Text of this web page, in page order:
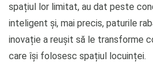
spațiul lor limitat, au dat peste
inteligent și, mai precis, paturile
inovație a reușit să le transforme
care își folosesc spațiul locuinței.